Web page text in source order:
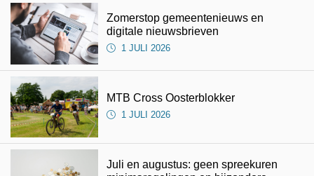
Zomerstop gemeentenieuws en
digitale nieuwsbrieven
1 JULI 2026
MTB Cross Oosterblokker
1 JULI 2026
Juli en augustus: geen spreekuren